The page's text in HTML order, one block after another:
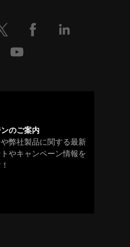
のご案内
弊社製品に関する最新
やキャンペーン情報を